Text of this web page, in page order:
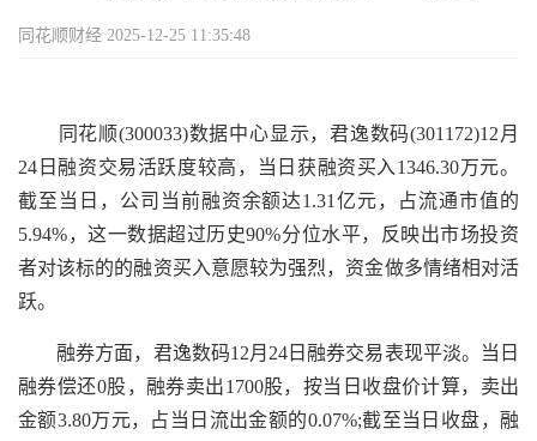
同花顺财经 2025-12-25 11:35:48
同花顺(300033)数据中心显示，君逸数码(301172)12月
24日融资交易活跃度较高，当日获融资买入1346.30万元。
截至当日，公司当前融资余额达1.31亿元，占流通市值的
5.94%，这一数据超过历史90%分位水平，反映出市场投资
者对该标的的融资买入意愿较为强烈，资金做多情绪相对活
跃。
融券方面，君逸数码12月24日融券交易表现平淡。当日
融券偿还0股，融券卖出1700股，按当日收盘价计算，卖出
金额3.80万元，占当日流出金额的0.07%;截至当日收盘，融